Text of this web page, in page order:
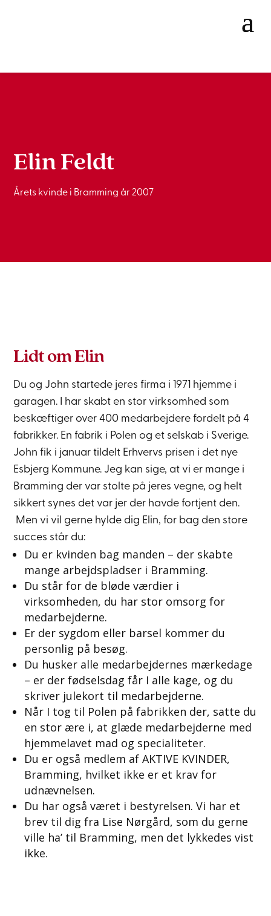
Elin Feldt
Årets kvinde i Bramming år 2007
Lidt om Elin
Du og John startede jeres firma i 1971 hjemme i
garagen. I har skabt en stor virksomhed som
beskæftiger over 400 medarbejdere fordelt på 4
fabrikker. En fabrik i Polen og et selskab i Sverige.
John fik i januar tildelt Erhvervs prisen i det nye
Esbjerg Kommune. Jeg kan sige, at vi er mange i
Bramming der var stolte på jeres vegne, og helt
sikkert synes det var jer der havde fortjent den.
Men vi vil gerne hylde dig Elin, for bag den store
succes står du:
Du er kvinden bag manden – der skabte
mange arbejdspladser i Bramming.
Du står for de bløde værdier i
virksomheden, du har stor omsorg for
medarbejderne.
Er der sygdom eller barsel kommer du
personlig på besøg.
Du husker alle medarbejdernes mærkedage
– er der fødselsdag får I alle kage, og du
skriver julekort til medarbejderne.
Når I tog til Polen på fabrikken der, satte du
en stor ære i, at glæde medarbejderne med
hjemmelavet mad og specialiteter.
Du er også medlem af AKTIVE KVINDER,
Bramming, hvilket ikke er et krav for
udnævnelsen.
Du har også været i bestyrelsen. Vi har et
brev til dig fra Lise Nørgård, som du gerne
ville ha’ til Bramming, men det lykkedes vist
ikke.